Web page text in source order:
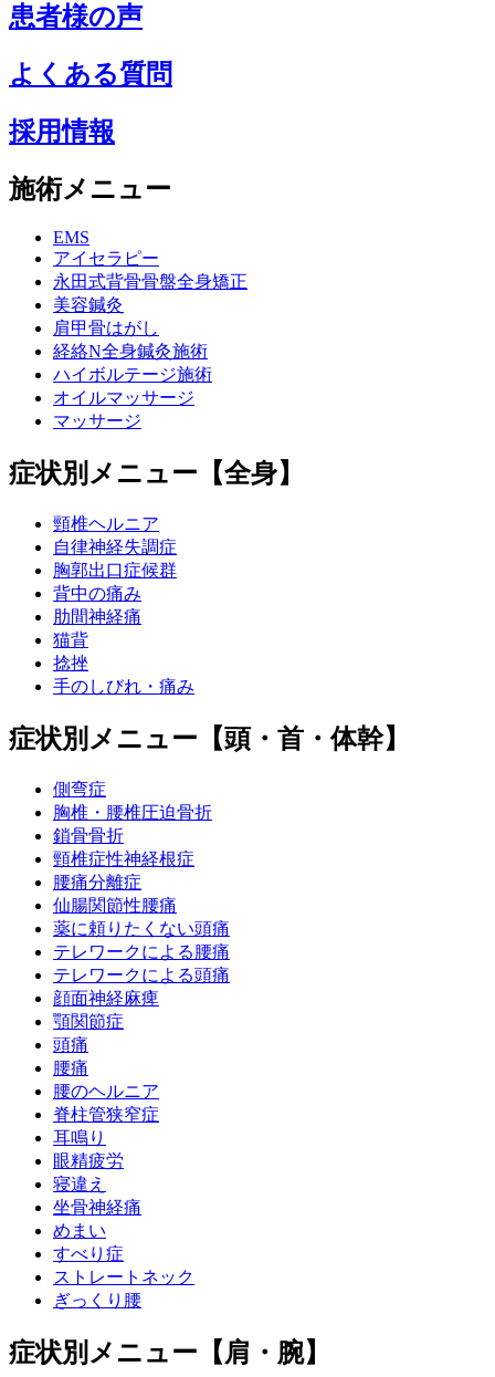
患者様の声
よくある質問
採用情報
施術メニュー
EMS
アイセラピー
永田式背骨骨盤全身矯正
美容鍼灸
肩甲骨はがし
経絡N全身鍼灸施術
ハイボルテージ施術
オイルマッサージ
マッサージ
症状別メニュー【全身】
頸椎ヘルニア
自律神経失調症
胸郭出口症候群
背中の痛み
肋間神経痛
猫背
捻挫
手のしびれ・痛み
症状別メニュー【頭・首・体幹】
側弯症
胸椎・腰椎圧迫骨折
鎖骨骨折
頸椎症性神経根症
腰痛分離症
仙腸関節性腰痛
薬に頼りたくない頭痛
テレワークによる腰痛
テレワークによる頭痛
顔面神経麻痺
顎関節症
頭痛
腰痛
腰のヘルニア
脊柱管狭窄症
耳鳴り
眼精疲労
寝違え
坐骨神経痛
めまい
すべり症
ストレートネック
ぎっくり腰
症状別メニュー【肩・腕】